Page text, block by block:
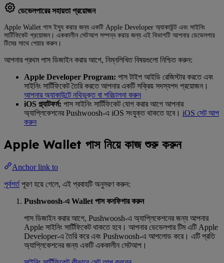
ডেভেলপারের সহায়তা প্রয়োজন
Apple Wallet পাস ইস্যু করার জন্য একটি Apple Developer অ্যাকাউন্ট এবং সাইনিং
সার্টিফিকেট প্রয়োজন। এককালীন সেটআপ সম্পন্ন করার জন্য এই বিভাগটি আপনার ডেভেলপার
টিমের সাথে শেয়ার করুন।
আপনার প্রথম পাস ডিজাইন করার আগে, নিম্নলিখিত বিষয়গুলো নিশ্চিত করুন:
Apple Developer Program: পাস টাইপ আইডি রেজিস্টার করতে এবং
সাইনিং সার্টিফিকেট তৈরি করতে আপনার একটি সক্রিয় সদস্যপদ প্রয়োজন।
আপনার অ্যাকাউন্টে নথিভুক্ত বা পরিচালনা করুন
iOS প্ল্যাটফর্ম: পাস সাইনিং সার্টিফিকেট যোগ করার আগে আপনার
অ্যাপ্লিকেশনের Pushwoosh-এ iOS সংযুক্ত থাকতে হবে। iOS সেট আপ
করুন
Apple Wallet পাস নিয়ে কাজ শুরু করুন
Anchor link to
পূর্বশর্তপূরণ হয়ে গেলে, এই প্রবাহটি অনুসরণ করুন:
Pushwoosh-এ Wallet পাস কনফিগার করুন
পাস ডিজাইন করার আগে, Pushwoosh-এ অ্যাপ্লিকেশনের জন্য আপনার
Apple সাইনিং সার্টিফিকেট থাকতে হবে। আপনার ডেভেলপার টিম এটি Apple
Developer-এ তৈরি করে এবং Pushwoosh-এ আপলোড করে। এটি প্রতি
অ্যাপ্লিকেশনের জন্য একটি এককালীন সেটআপ।